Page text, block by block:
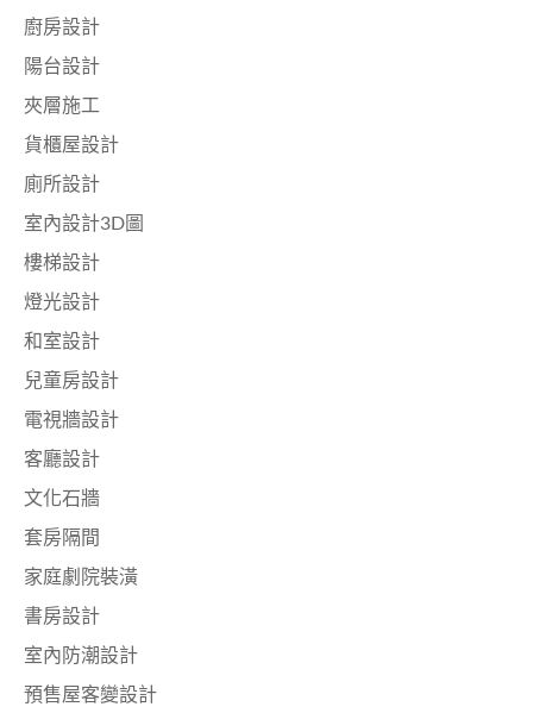
廚房設計
陽台設計
夾層施工
貨櫃屋設計
廁所設計
室內設計3D圖
樓梯設計
燈光設計
和室設計
兒童房設計
電視牆設計
客廳設計
文化石牆
套房隔間
家庭劇院裝潢
書房設計
室內防潮設計
預售屋客變設計